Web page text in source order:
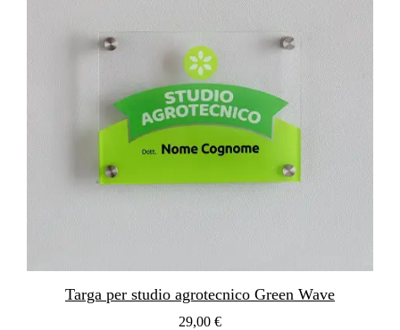
Targa per studio agrotecnico Green Wave
29,00 €